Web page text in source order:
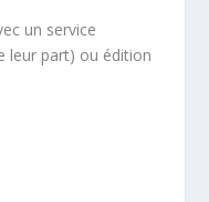
un service
leur part) ou édition